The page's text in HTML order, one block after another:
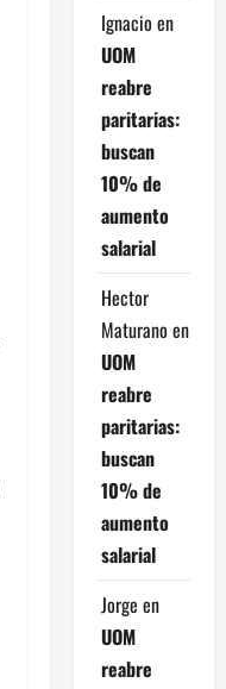
Ignacio en
UOM
reabre
paritarias:
buscan
10% de
aumento
salarial
Hector
Maturano en
UOM
reabre
paritarias:
buscan
10% de
aumento
salarial
Jorge en
UOM
reabre